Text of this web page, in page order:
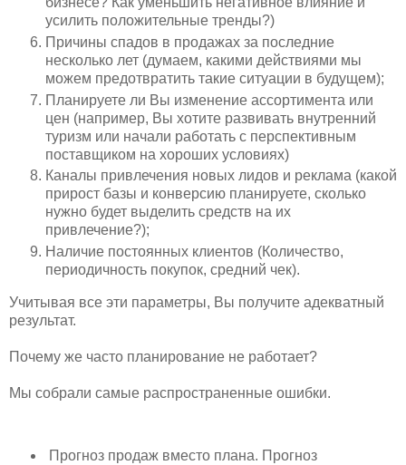
усилить положительные тренды?)
Причины спадов в продажах за последние
несколько лет (думаем, какими действиями мы
можем предотвратить такие ситуации в будущем);
Планируете ли Вы изменение ассортимента или
цен (например, Вы хотите развивать внутренний
туризм или начали работать с перспективным
поставщиком на хороших условиях)
Каналы привлечения новых лидов и реклама (какой
прирост базы и конверсию планируете, сколько
нужно будет выделить средств на их
привлечение?);
Наличие постоянных клиентов (Количество,
периодичность покупок, средний чек).
Учитывая все эти параметры, Вы получите адекватный
результат.
Почему же часто планирование не работает?
Мы собрали самые распространенные ошибки.
Прогноз продаж вместо плана. Прогноз